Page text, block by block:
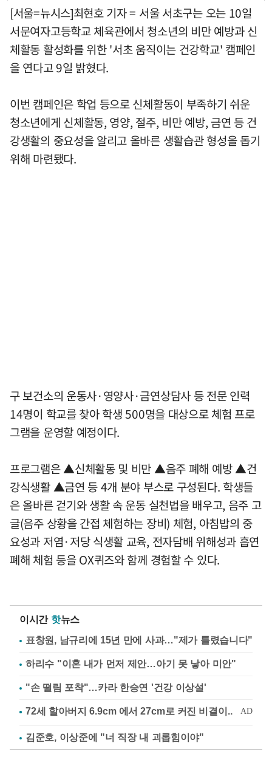
[서울=뉴시스]최현호 기자 = 서울 서초구는 오는 10일
서문여자고등학교 체육관에서 청소년의 비만 예방과 신
체활동 활성화를 위한 '서초 움직이는 건강학교' 캠페인
을 연다고 9일 밝혔다.
이번 캠페인은 학업 등으로 신체활동이 부족하기 쉬운
청소년에게 신체활동, 영양, 절주, 비만 예방, 금연 등 건
강생활의 중요성을 알리고 올바른 생활습관 형성을 돕기
위해 마련됐다.
구 보건소의 운동사·영양사·금연상담사 등 전문 인력
14명이 학교를 찾아 학생 500명을 대상으로 체험 프로
그램을 운영할 예정이다.
프로그램은 ▲신체활동 및 비만 ▲음주 폐해 예방 ▲건
강식생활 ▲금연 등 4개 분야 부스로 구성된다. 학생들
은 올바른 걷기와 생활 속 운동 실천법을 배우고, 음주 고
글(음주 상황을 간접 체험하는 장비) 체험, 아침밥의 중
요성과 저염·저당 식생활 교육, 전자담배 위해성과 흡연
폐해 체험 등을 OX퀴즈와 함께 경험할 수 있다.
이시간 핫뉴스
표창원, 남규리에 15년 만에 사과…"제가 틀렸습니다"
하리수 "이혼 내가 먼저 제안…아기 못 낳아 미안"
"손 떨림 포착"…카라 한승연 '건강 이상설'
김준호, 이상준에 "너 직장 내 괴롭힘이야"